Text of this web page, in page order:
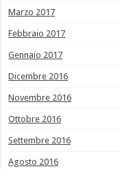
Marzo 2017
Febbraio 2017
Gennaio 2017
Dicembre 2016
Novembre 2016
Ottobre 2016
Settembre 2016
Agosto 2016